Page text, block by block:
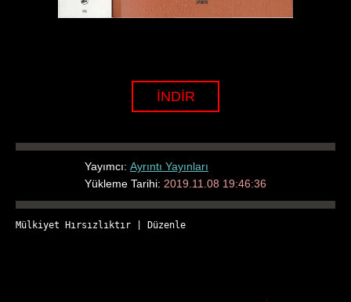
İNDİR
Yayımcı: Ayrıntı Yayınları
Yükleme Tarihi: 2019.11.08 19:46:36
Mülkiyet Hırsızlıktır Düzenle